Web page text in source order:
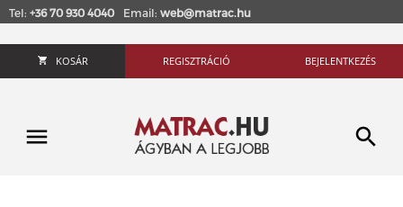
Tel: +36 70 930 4040 Email: web@matrac.hu
KOSÁR REGISZTRÁCIÓ BEJELENTKEZÉS